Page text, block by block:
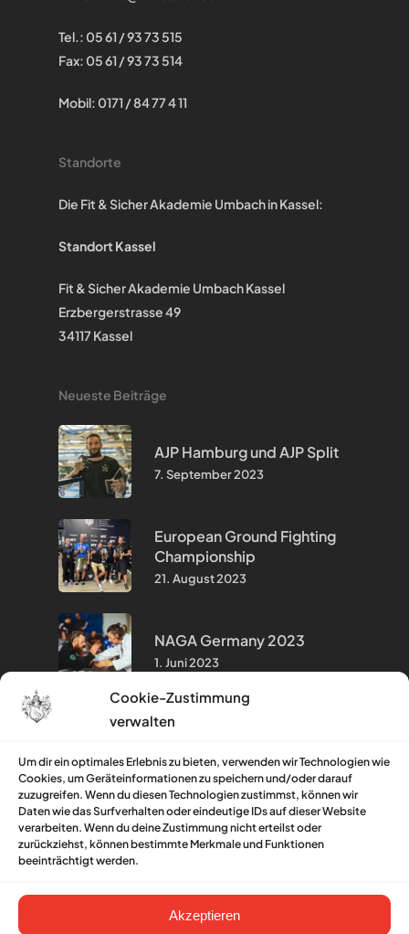
Cookie-Zustimmung
verwalten
Um dir ein optimales Erlebnis zu bieten, verwenden wir Technologien wie
Cookies, um Geräteinformationen zu speichern und/oder darauf
zuzugreifen. Wenn du diesen Technologien zustimmst, können wir
Daten wie das Surfverhalten oder eindeutige IDs auf dieser Website
verarbeiten. Wenn du deine Zustimmung nicht erteilst oder
zurückziehst, können bestimmte Merkmale und Funktionen
beeinträchtigt werden.
Akzeptieren
Tel.: 05 61 / 93 73 515
Fax: 05 61 / 93 73 514
Mobil: 0171 / 84 77 4 11
Standorte
Die Fit & Sicher Akademie Umbach in Kassel:
Standort Kassel
Fit & Sicher Akademie Umbach Kassel
Erzbergerstrasse 49
34117 Kassel
Neueste Beiträge
AJP Hamburg und AJP Split
7. September 2023
European Ground Fighting
Championship
21. August 2023
NAGA Germany 2023
1. Juni 2023
Impressum
Datenschutzerklärung
Kontakt